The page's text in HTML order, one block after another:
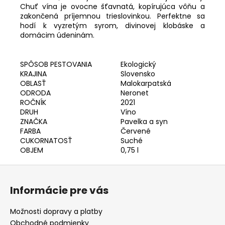
Chuť vína je ovocne šťavnatá, kopírujúca vôňu a
zakončená príjemnou trieslovinkou. Perfektne sa
hodí k vyzretým syrom, divinovej klobáske a
domácim údeninám.
SPÔSOB PESTOVANIA
Ekologický
KRAJINA
Slovensko
OBLASŤ
Malokarpatská
ODRODA
Neronet
ROČNÍK
2021
DRUH
Víno
ZNAČKA
Pavelka a syn
FARBA
Červené
CUKORNATOSŤ
Suché
OBJEM
0,75 l
m
Z
Informácie pre vás
Možnosti dopravy a platby
Obchodné podmienky